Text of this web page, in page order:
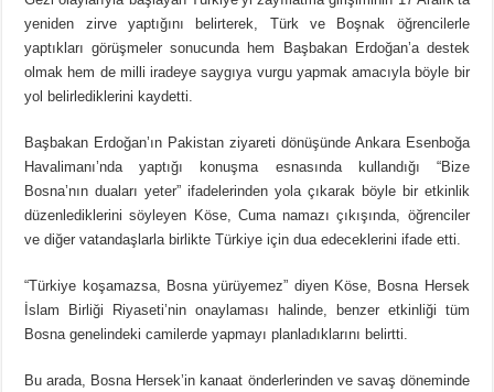
yeniden zirve yaptığını belirterek, Türk ve Boşnak öğrencilerle
yaptıkları görüşmeler sonucunda hem Başbakan Erdoğan’a destek
olmak hem de milli iradeye saygıya vurgu yapmak amacıyla böyle bir
yol belirlediklerini kaydetti.
Başbakan Erdoğan’ın Pakistan ziyareti dönüşünde Ankara Esenboğa
Havalimanı’nda yaptığı konuşma esnasında kullandığı “Bize
Bosna’nın duaları yeter” ifadelerinden yola çıkarak böyle bir etkinlik
düzenlediklerini söyleyen Köse, Cuma namazı çıkışında, öğrenciler
ve diğer vatandaşlarla birlikte Türkiye için dua edeceklerini ifade etti.
“Türkiye koşamazsa, Bosna yürüyemez” diyen Köse, Bosna Hersek
İslam Birliği Riyaseti’nin onaylaması halinde, benzer etkinliği tüm
Bosna genelindeki camilerde yapmayı planladıklarını belirtti.
Bu arada, Bosna Hersek’in kanaat önderlerinden ve savaş döneminde